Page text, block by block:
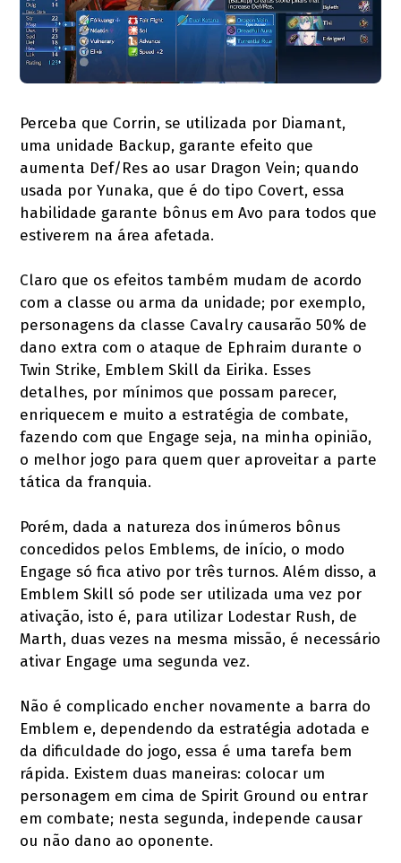
Perceba que Corrin, se utilizada por Diamant,
uma unidade Backup, garante efeito que
aumenta Def/Res ao usar Dragon Vein; quando
usada por Yunaka, que é do tipo Covert, essa
habilidade garante bônus em Avo para todos que
estiverem na área afetada.
Claro que os efeitos também mudam de acordo
com a classe ou arma da unidade; por exemplo,
personagens da classe Cavalry causarão 50% de
dano extra com o ataque de Ephraim durante o
Twin Strike, Emblem Skill da Eirika. Esses
detalhes, por mínimos que possam parecer,
enriquecem e muito a estratégia de combate,
fazendo com que Engage seja, na minha opinião,
o melhor jogo para quem quer aproveitar a parte
tática da franquia.
Porém, dada a natureza dos inúmeros bônus
concedidos pelos Emblems, de início, o modo
Engage só fica ativo por três turnos. Além disso, a
Emblem Skill só pode ser utilizada uma vez por
ativação, isto é, para utilizar Lodestar Rush, de
Marth, duas vezes na mesma missão, é necessário
ativar Engage uma segunda vez.
Não é complicado encher novamente a barra do
Emblem e, dependendo da estratégia adotada e
da dificuldade do jogo, essa é uma tarefa bem
rápida. Existem duas maneiras: colocar um
personagem em cima de Spirit Ground ou entrar
em combate; nesta segunda, independe causar
ou não dano ao oponente.